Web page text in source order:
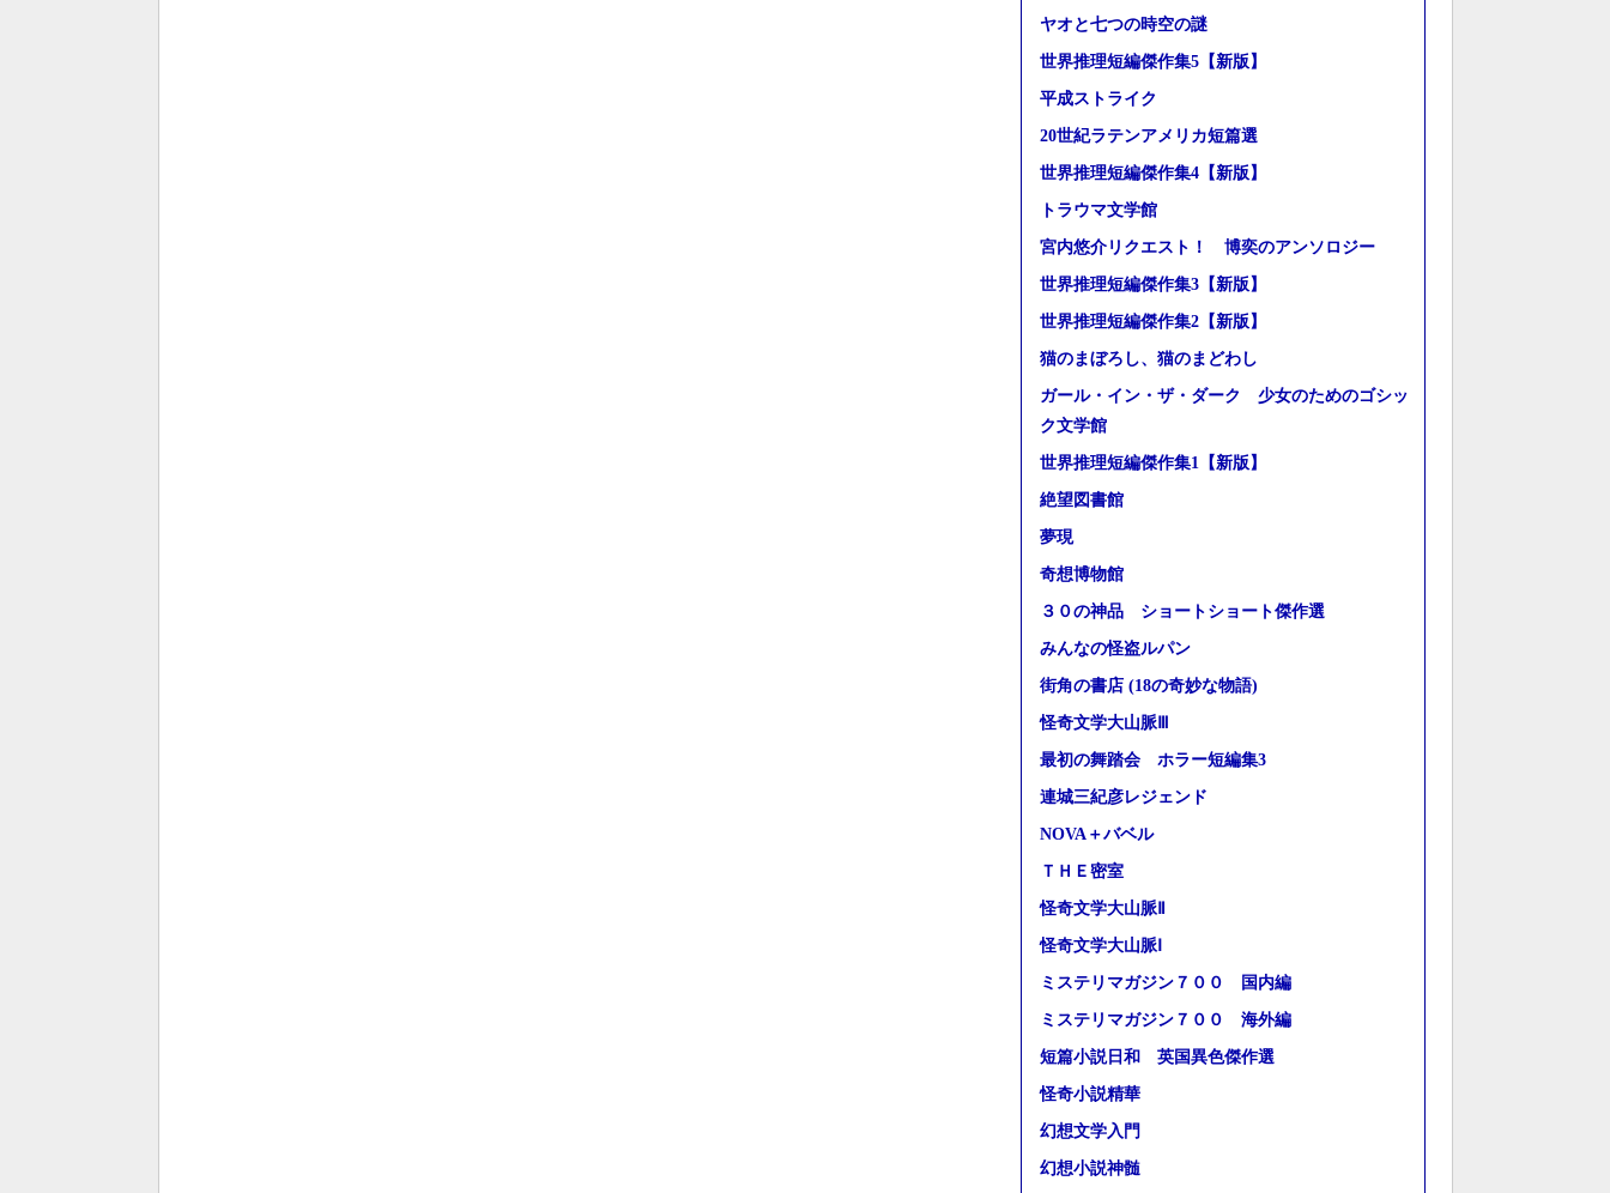
ヤオと七つの時空の謎
世界推理短編傑作集5【新版】
平成ストライク
20世紀ラテンアメリカ短篇選
世界推理短編傑作集4【新版】
トラウマ文学館
宮内悠介リクエスト！ 博奕のアンソロジー
世界推理短編傑作集3【新版】
世界推理短編傑作集2【新版】
猫のまぼろし、猫のまどわし
ガール・イン・ザ・ダーク 少女のためのゴシッ
ク文学館
世界推理短編傑作集1【新版】
絶望図書館
夢現
奇想博物館
３０の神品 ショートショート傑作選
みんなの怪盗ルパン
街角の書店 (18の奇妙な物語)
怪奇文学大山脈Ⅲ
最初の舞踏会 ホラー短編集3
連城三紀彦レジェンド
NOVA＋バベル
ＴＨＥ密室
怪奇文学大山脈Ⅱ
怪奇文学大山脈Ⅰ
ミステリマガジン７００ 国内編
ミステリマガジン７００ 海外編
短篇小説日和 英国異色傑作選
怪奇小説精華
幻想文学入門
幻想小説神髄